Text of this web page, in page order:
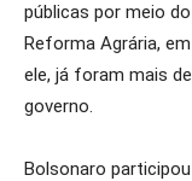
públicas por meio
Reforma Agrária,
ele, já foram mais
governo.
Bolsonaro